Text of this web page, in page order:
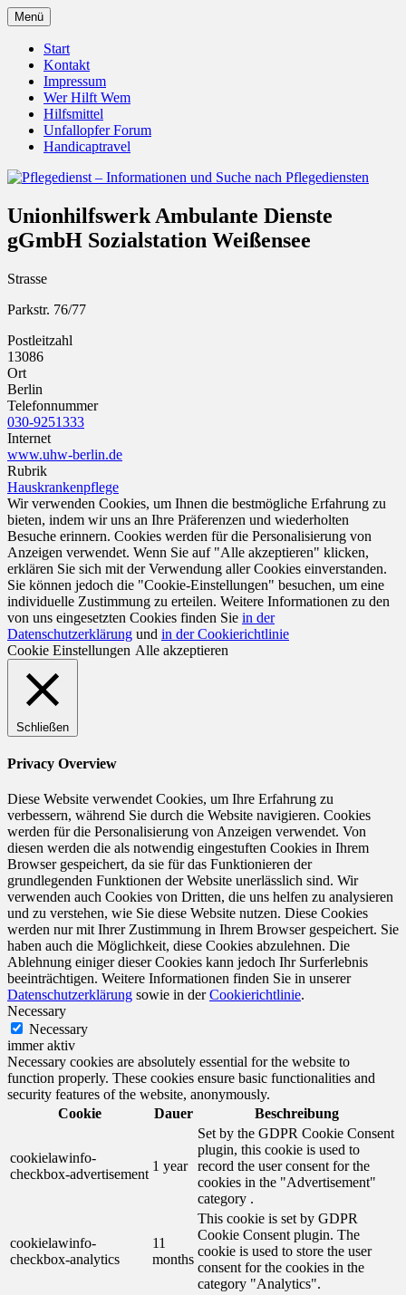
Zum
Inhalt
springen
Pflegedienst – Informationen
und Suche nach Pflegediensten
Unfallopfer – Hilfswerk
Menü
Start
Kontakt
Impressum
Wer Hilft Wem
Hilfsmittel
Unfallopfer Forum
Handicaptravel
Unionhilfswerk Ambulante Dienste
gGmbH Sozialstation Weißensee
Strasse
Parkstr. 76/77
Postleitzahl
13086
Ort
Berlin
Telefonnummer
030-9251333
Internet
www.uhw-berlin.de
Rubrik
Hauskrankenpflege
Wir verwenden Cookies, um Ihnen die bestmögliche Erfahrung zu
bieten, indem wir uns an Ihre Präferenzen und wiederholten
Besuche erinnern. Cookies werden für die Personalisierung von
Anzeigen verwendet. Wenn Sie auf "Alle akzeptieren" klicken,
erklären Sie sich mit der Verwendung aller Cookies einverstanden.
Sie können jedoch die "Cookie-Einstellungen" besuchen, um eine
individuelle Zustimmung zu erteilen. Weitere Informationen zu den
von uns eingesetzten Cookies finden Sie in der
Datenschutzerklärung und in der Cookierichtlinie
Cookie Einstellungen Alle akzeptieren
Schließen
Privacy Overview
Diese Website verwendet Cookies, um Ihre Erfahrung zu
verbessern, während Sie durch die Website navigieren. Cookies
werden für die Personalisierung von Anzeigen verwendet. Von
diesen werden die als notwendig eingestuften Cookies in Ihrem
Browser gespeichert, da sie für das Funktionieren der
grundlegenden Funktionen der Website unerlässlich sind. Wir
verwenden auch Cookies von Dritten, die uns helfen zu analysieren
und zu verstehen, wie Sie diese Website nutzen. Diese Cookies
werden nur mit Ihrer Zustimmung in Ihrem Browser gespeichert. Sie
haben auch die Möglichkeit, diese Cookies abzulehnen. Die
Ablehnung einiger dieser Cookies kann jedoch Ihr Surferlebnis
beeinträchtigen. Weitere Informationen finden Sie in unserer
Datenschutzerklärung sowie in derCookierichtlinie.
Necessary
Necessary
immer aktiv
Necessary cookies are absolutely essential for the website to
function properly. These cookies ensure basic functionalities and
security features of the website, anonymously.
Cookie
Dauer Beschreibung
cookielawinfo-
checkbox-advertisement
1 year
Set by the GDPR Cookie Consent
plugin, this cookie is used to
record the user consent for the
cookies in the "Advertisement"
category .
cookielawinfo-
checkbox-analytics
11
months
This cookie is set by GDPR
Cookie Consent plugin. The
cookie is used to store the user
consent for the cookies in the
category "Analytics".